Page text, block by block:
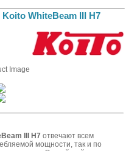
WhiteBeam III H7
III H7 отвечают всем
мощности, так и по